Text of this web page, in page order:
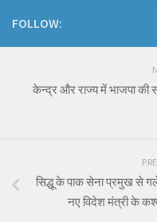
FOLLOW:
केन्द्र और राज्य में भाजपा की
सिद्धू के पाक सेना प्रमुख से
नए विदेश मंत्री के